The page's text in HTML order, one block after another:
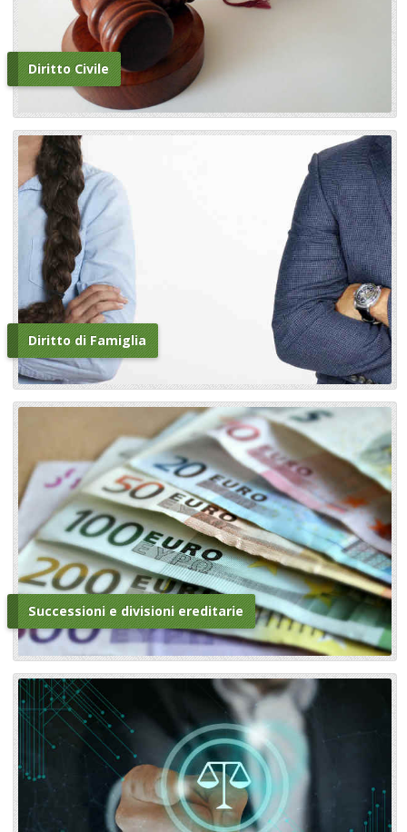
Diritto Civile
Diritto di Famiglia
Successioni e divisioni ereditarie